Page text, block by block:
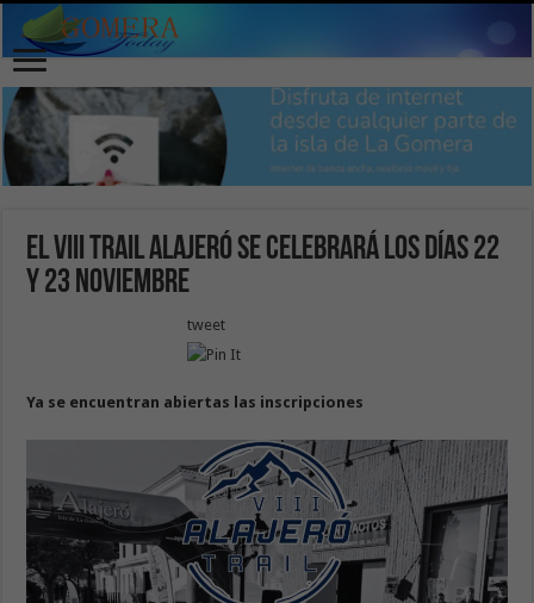
El VIII Trail Alajeró se celebrará los días 22
y 23 noviembre
tweet
Ya se encuentran abiertas las inscripciones